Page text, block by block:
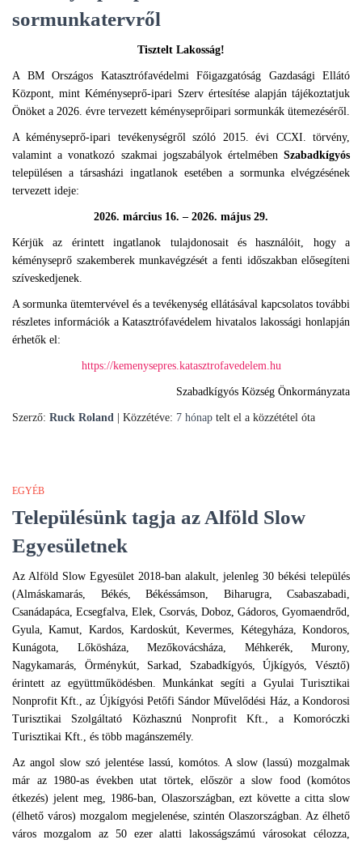
sormunkatervről
Tisztelt Lakosság!
A BM Országos Katasztrófavédelmi Főigazgatóság Gazdasági Ellátó
Központ, mint Kéményseprő-ipari Szerv értesítése alapján tájékoztatjuk
Önöket a 2026. évre tervezett kéményseprőipari sormunkák ütemezéséről.
A kéményseprő-ipari tevékenységről szóló 2015. évi CCXI. törvény,
valamint a vonatkozó szakmai jogszabályok értelmében Szabadkígyós
településen a társasházi ingatlanok esetében a sormunka elvégzésének
tervezett ideje:
2026. március 16. – 2026. május 29.
Kérjük az érintett ingatlanok tulajdonosait és használóit, hogy a
kéményseprő szakemberek munkavégzését a fenti időszakban elősegíteni
szíveskedjenek.
A sormunka ütemtervével és a tevékenység ellátásával kapcsolatos további
részletes információk a Katasztrófavédelem hivatalos lakossági honlapján
érhetők el:
https://kemenysepres.katasztrofavedelem.hu
Szabadkígyós Község Önkormányzata
Szerző: Ruck Roland | Közzétéve: 7 hónap telt el a közzététel óta
EGYÉB
Településünk tagja az Alföld Slow
Egyesületnek
Az Alföld Slow Egyesület 2018-ban alakult, jelenleg 30 békési település
(Almáskamarás, Békés, Békéssámson, Biharugra, Csabaszabadi,
Csanádapáca, Ecsegfalva, Elek, Csorvás, Doboz, Gádoros, Gyomaendrőd,
Gyula, Kamut, Kardos, Kardoskút, Kevermes, Kétegyháza, Kondoros,
Kunágota, Lőkösháza, Mezőkovácsháza, Méhkerék, Murony,
Nagykamarás, Örménykút, Sarkad, Szabadkígyós, Újkígyós, Vésztő)
érintett az együttműködésben. Munkánkat segíti a Gyulai Turisztikai
Nonprofit Kft., az Újkígyósi Petőfi Sándor Művelődési Ház, a Kondorosi
Turisztikai Szolgáltató Közhasznú Nonprofit Kft., a Komoróczki
Turisztikai Kft., és több magánszemély.
Az angol slow szó jelentése lassú, komótos. A slow (lassú) mozgalmak
már az 1980-as években utat törtek, először a slow food (komótos
étkezés) jelent meg, 1986-ban, Olaszországban, ezt követte a citta slow
(élhető város) mozgalom megjelenése, szintén Olaszországban. Az élhető
város mozgalom az 50 ezer alatti lakosságszámú városokat célozza,